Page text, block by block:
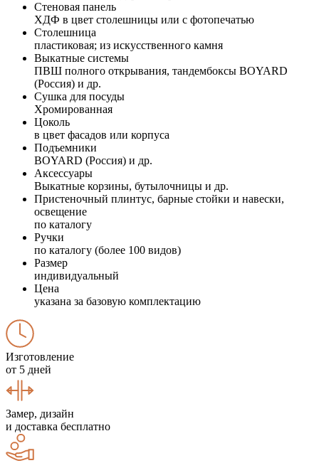
Стеновая панель
ХДФ в цвет столешницы или с фотопечатью
Столешница
пластиковая; из искусственного камня
Выкатные системы
ПВШ полного открывания, тандембоксы BOYARD
(Россия) и др.
Сушка для посуды
Хромированная
Цоколь
в цвет фасадов или корпуса
Подъемники
BOYARD (Россия) и др.
Аксессуары
Выкатные корзины, бутылочницы и др.
Пристеночный плинтус, барные стойки и навески,
освещение
по каталогу
Ручки
по каталогу (более 100 видов)
Размер
индивидуальный
Цена
указана за базовую комплектацию
Изготовление
от 5 дней
Замер, дизайн
и доставка бесплатно